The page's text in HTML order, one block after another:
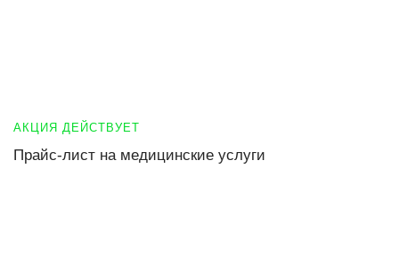
АКЦИЯ ДЕЙСТВУЕТ
Прайс-лист на медицинские услуги